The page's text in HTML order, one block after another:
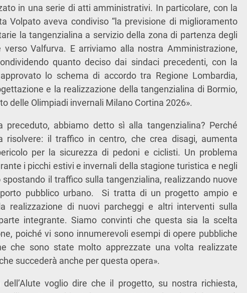
in una serie di atti amministrativi. In particolare, con la
Volpato aveva condiviso “la previsione di miglioramento
la tangenzialina a servizio della zona di partenza degli
Valfurva. E arriviamo alla nostra Amministrazione,
quanto deciso dai sindaci precedenti, con la
lo schema di accordo tra Regione Lombardia,
e la realizzazione della tangenzialina di Bormio,
delle Olimpiadi invernali Milano Cortina 2026».
preceduto, abbiamo detto sì alla tangenzialina? Perché
risolvere: il traffico in centro, che crea disagi, aumenta
per la sicurezza di pedoni e ciclisti. Un problema
i picchi estivi e invernali della stagione turistica e negli
il traffico sulla tangenzialina, realizzando nuove
pubblico urbano.
Si tratta di un progetto ampio e
realizzazione di nuovi parcheggi e altri interventi sulla
integrante. Siamo convinti che questa sia la scelta
poiché vi sono innumerevoli esempi di opere pubbliche
che sono state molto apprezzate una volta realizzate
succederà anche per questa opera».
voglio dire che il progetto, su nostra richiesta,